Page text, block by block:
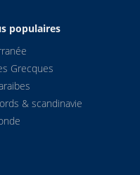
populaires
Grecques
& scandinavie